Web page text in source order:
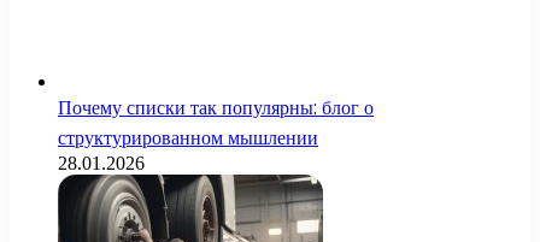
Почему списки так популярны: блог о
структурированном мышлении
28.01.2026